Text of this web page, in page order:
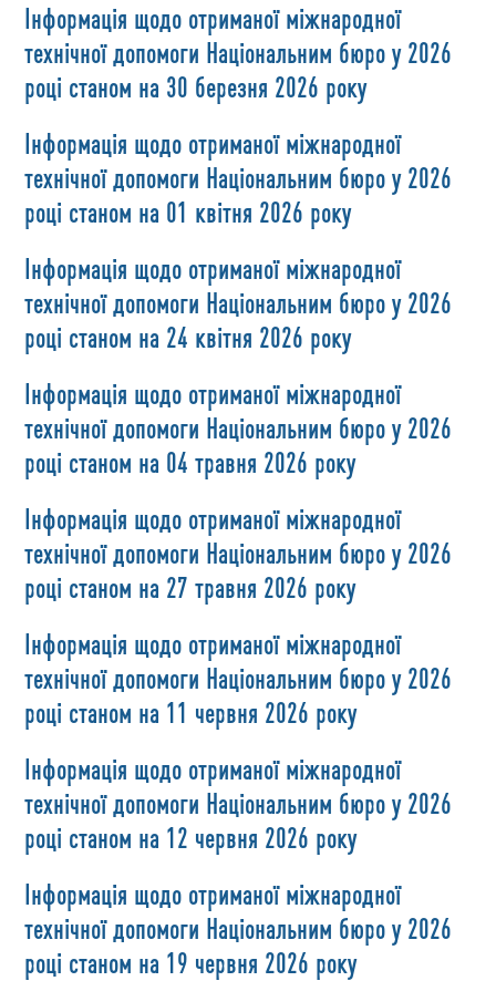
Інформація щодо отриманої міжнародної
технічної допомоги Національним бюро у 2026
році станом на 30 березня 2026 року
Інформація щодо отриманої міжнародної
технічної допомоги Національним бюро у 2026
році станом на 01 квітня 2026 року
Інформація щодо отриманої міжнародної
технічної допомоги Національним бюро у 2026
році станом на 24 квітня 2026 року
Інформація щодо отриманої міжнародної
технічної допомоги Національним бюро у 2026
році станом на 04 травня 2026 року
Інформація щодо отриманої міжнародної
технічної допомоги Національним бюро у 2026
році станом на 27 травня 2026 року
Інформація щодо отриманої міжнародної
технічної допомоги Національним бюро у 2026
році станом на 11 червня 2026 року
Інформація щодо отриманої міжнародної
технічної допомоги Національним бюро у 2026
році станом на 12 червня 2026 року
Інформація щодо отриманої міжнародної
технічної допомоги Національним бюро у 2026
році станом на 19 червня 2026 року